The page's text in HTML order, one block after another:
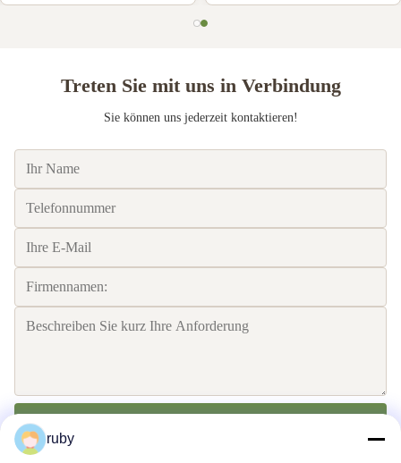
Treten Sie mit uns in Verbindung
Sie können uns jederzeit kontaktieren!
ruby